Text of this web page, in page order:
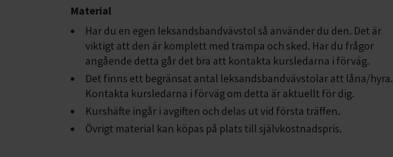
Material
Har du en egen leksandsbandvävstol så använder du den. Det är
viktigt att den är komplett med trampa och sked. Har du frågor
angående detta går det bra att kontakta kursledarna i förväg.
Det finns ett begränsat antal leksandsbandvävstolar att låna/hyra.
Kontakta kursledarna i förväg om detta är aktuellt för dig.
Kurshäfte ingår i avgiften och delas ut vid första träffen.
Övrigt material kan köpas på plats till självkostnadspris.